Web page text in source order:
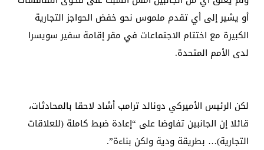
أو يشير إلى أي تقدم ملموس نحو خفض الحواجز التجارية
الكبيرة مع اختتام الاجتماعات في مقر إقامة سفير سويسرا
لدى الأمم المتحدة.
لكن الرئيس الأميركي دونالد ترامب أشاد لاحقا بالمحادثات،
قائلا إن الجانبين تفاوضا على “إعادة ضبط كاملة (للعلاقات
التجارية)… بطريقة ودية ولكن بناءة”.